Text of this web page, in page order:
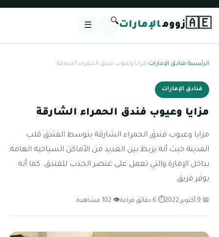
🇦🇪زوومالإمارات🔍
☰
الرئيسية/فنادق الإمارات/مزايا وعيوب فندق الحمراء الشارقة
فنادق الإمارات
مزايا وعيوب فندق الحمراء الشارقة
مزايا وعيوب فندق الحمراء الشارقة يتوسط الفندق قلب
المدينة حيث أنه يربط بين العديد من الأماكن السياحية الهامة
بداخل الإمارة والتي تعمل على عنصر الجذب للفندق. كما أنه
يوفر فريق
📅 9 أكتوبر 2022 ⏱ 6 دقائق قراءة 👁 102 مشاهدة